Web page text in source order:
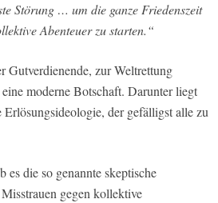
Störung … um die ganze Friedenszeit
Abenteuer zu starten.“
Gutverdienende, zur Weltrettung
moderne Botschaft. Darunter liegt
der gefälligst alle zu
es die so genannte skeptische
gegen kollektive